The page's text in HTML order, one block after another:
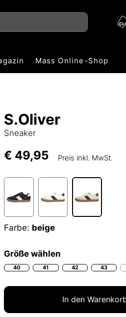
Mass Online-Shop
S.Oliver
Sneaker
€ 49,95 Preis inkl. MwSt.
Farbe: beige
Größe wählen
40 41 42 43
In den